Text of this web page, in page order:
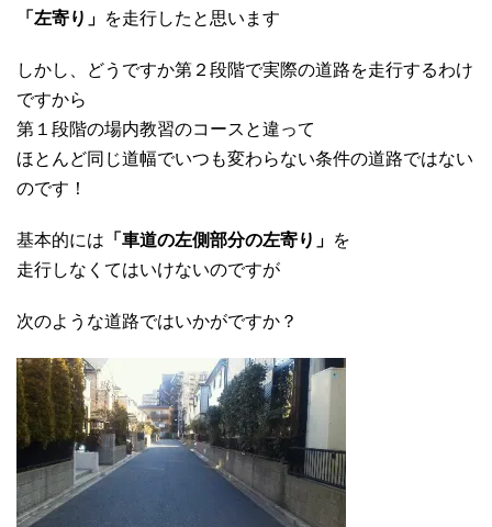
「左寄り」 を走行したと思います
しかし、どうですか第２段階で実際の道路を走行するわけ
ですから
第１段階の場内教習のコースと違って
ほとんど同じ道幅でいつも変わらない条件の道路ではない
のです！
基本的には 「車道の左側部分の左寄り」 を
走行しなくてはいけないのですが
次のような道路ではいかがですか？